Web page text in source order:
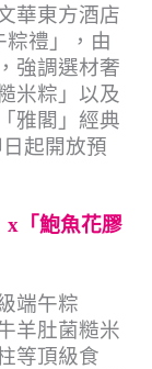
華東方酒店
粽禮」，由
強調選材奢
米粽」以及
雅閣」經典
起開放預
x「鮑魚花膠
端午粽
羊肚菌糙米
等頂級食